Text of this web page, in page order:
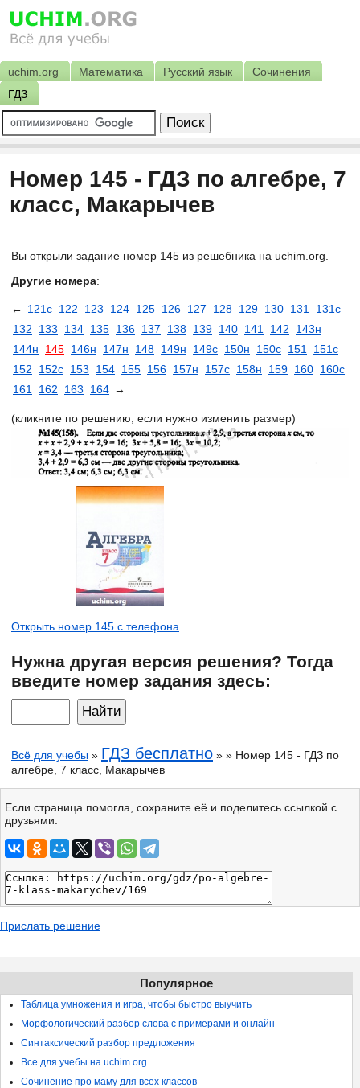
uchim.org Математика Русский язык
Сочинения
ГДЗ
Номер 145 - ГДЗ по алгебре, 7
класс, Макарычев
Вы открыли задание номер 145 из решебника на uchim.org.
Другие номера:
← 121с 122 123 124 125 126 127 128 129 130 131
131с
132
133 134 135 136 137 138 139 140 141 142
143н
144н
145 146н 147н 148 149н 149с 150н 150с 151
151с
152
152с 153 154 155 156 157н 157с 158н 159 160 160с
161
162 163 164 →
(кликните по решению, если нужно изменить размер)
Открыть номер 145 с телефона
Нужна другая версия решения? Тогда
введите номер задания здесь:
Всё для учебы » ГДЗ бесплатно » » Номер 145 - ГДЗ по
алгебре, 7 класс, Макарычев
Если страница помогла, сохраните её и поделитесь ссылкой с
друзьями:
Прислать решение
Популярное
Таблица умножения и игра, чтобы быстро выучить
Морфологический разбор слова с примерами и онлайн
Синтаксический разбор предложения
Все для учебы на uchim.org
Сочинение про маму для всех классов